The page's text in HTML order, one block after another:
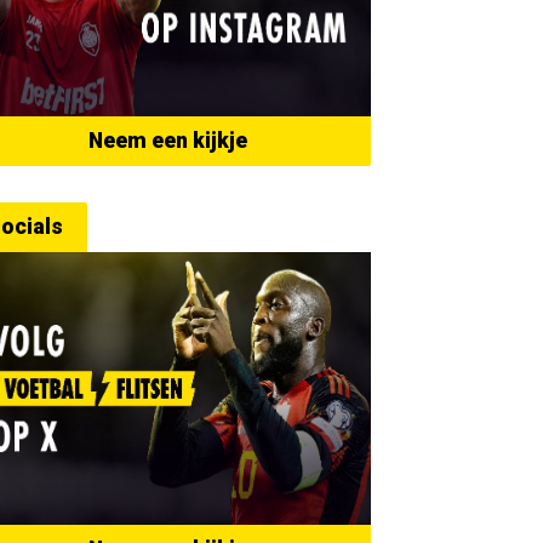
Neem een kijkje